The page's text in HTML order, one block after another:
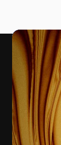
Vídeos
Clipes de vídeo
Animações
Modelos de
Ícones
Modelos 3D
Fontes
A